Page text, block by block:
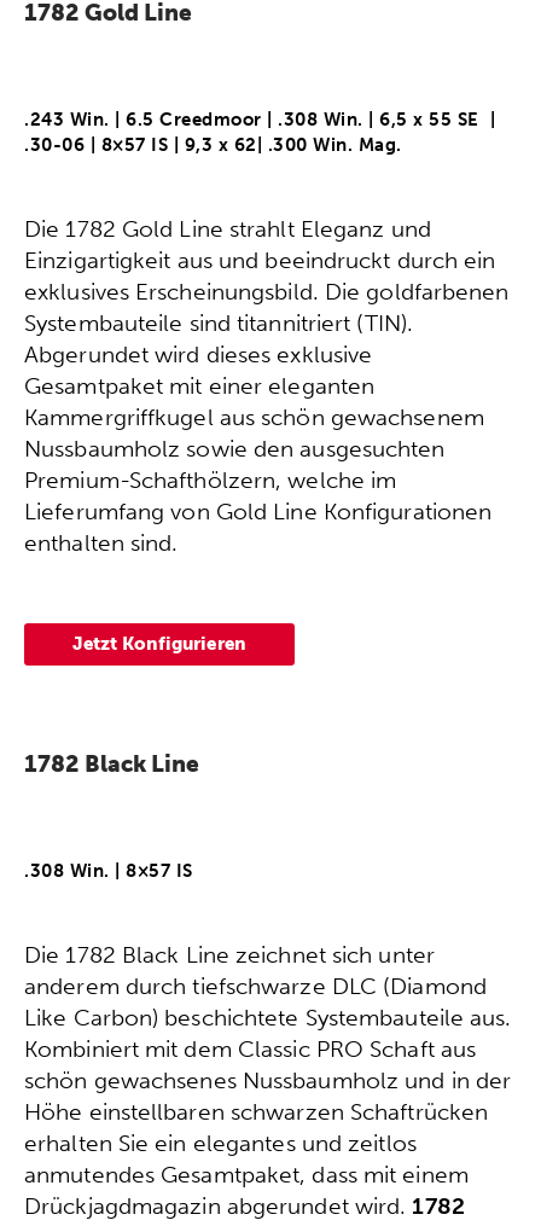
1782 Gold Line
.243 Win. | 6.5 Creedmoor | .308 Win. | 6,5 x 55 SE |
.30-06 | 8×57 IS | 9,3 x 62| .300 Win. Mag.
Die 1782 Gold Line strahlt Eleganz und
Einzigartigkeit aus und beeindruckt durch ein
exklusives Erscheinungsbild. Die goldfarbenen
Systembauteile sind titannitriert (TIN).
Abgerundet wird dieses exklusive
Gesamtpaket mit einer eleganten
Kammergriffkugel aus schön gewachsenem
Nussbaumholz sowie den ausgesuchten
Premium-Schafthölzern, welche im
Lieferumfang von Gold Line Konfigurationen
enthalten sind.
Jetzt Konfigurieren
1782 Black Line
.308 Win. | 8×57 IS
Die 1782 Black Line zeichnet sich unter
anderem durch tiefschwarze DLC (Diamond
Like Carbon) beschichtete Systembauteile aus.
Kombiniert mit dem Classic PRO Schaft aus
schön gewachsenes Nussbaumholz und in der
Höhe einstellbaren schwarzen Schaftrücken
erhalten Sie ein elegantes und zeitlos
anmutendes Gesamtpaket, dass mit einem
Drückjagdmagazin abgerundet wird. 1782